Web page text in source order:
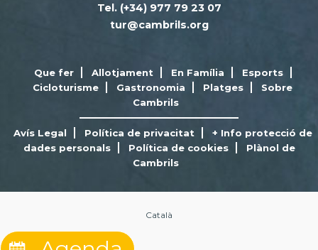
Tel. (+34) 977 79 23 07
tur@cambrils.org
Que fer Allotjament En Família
Esports
Cicloturisme
Gastronomia Platges
Sobre
Cambrils
Avís Legal Política de privacitat
+ Info protecció de
dades personals
Política de cookies
Plànol de
Cambrils
Català